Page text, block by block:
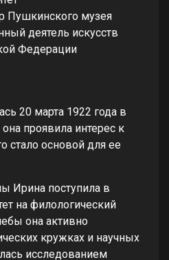
Пушкинского музея
деятель искусств
Федерации
20 марта 1922 года в
проявила интерес к
стало основой для ее
Ирина поступила в
на филологический
она активно
кружках и научных
исследованием